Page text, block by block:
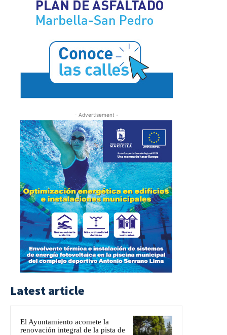
- Advertisement -
Latest article
El Ayuntamiento acomete la
renovación integral de la pista de